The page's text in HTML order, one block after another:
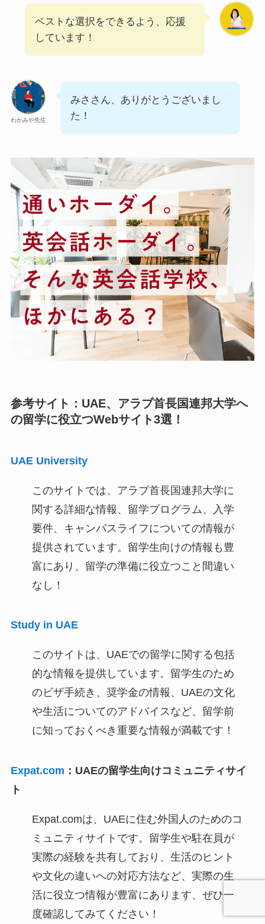
ベストな選択をできるよう、応援
しています！
わかみや先生
みささん、ありがとうございまし
た！
参考サイト：UAE、アラブ首長国連邦大学へ
の留学に役立つWebサイト3選！
UAE University
このサイトでは、アラブ首長国連邦大学に
関する詳細な情報、留学プログラム、入学
要件、キャンパスライフについての情報が
提供されています。留学生向けの情報も豊
富にあり、留学の準備に役立つこと間違い
なし！
Study in UAE
このサイトは、UAEでの留学に関する包括
的な情報を提供しています。留学生のため
のビザ手続き、奨学金の情報、UAEの文化
や生活についてのアドバイスなど、留学前
に知っておくべき重要な情報が満載です！
Expat.com ： UAEの留学生向けコミュニティサイ
ト
Expat.comは、UAEに住む外国人のためのコ
ミュニティサイトです。留学生や駐在員が
実際の経験を共有しており、生活のヒント
や文化の違いへの対応方法など、実際の生
活に役立つ情報が豊富にあります、ぜひ一
度確認してみてください！